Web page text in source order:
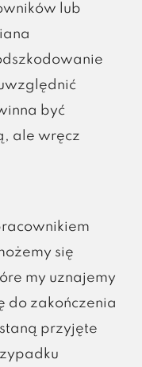
lub
być
ale wręcz
się
my uznajemy
do zakończenia
przyjęte